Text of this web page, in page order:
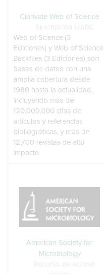
Clarivate Web of Science
Web of Science (3
Ediciones) y Web of Science
Backfiles (3 Ediciones) son
bases de datos con una
amplia cobertura desde
1980 hasta la actualidad,
incluyendo más de
120,000,000 citas de
artículos y referencias
bibliográficas, y más de
12,700 revistas de alto
impacto.
American Society for
Microbiology